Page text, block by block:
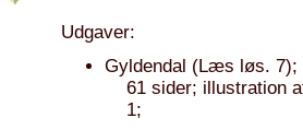
Udgaver:
Gyldendal (Læs løs. 7);
61 sider; illustration
1;